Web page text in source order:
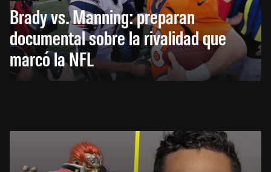
Brady vs. Manning: preparan
documental sobre la rivalidad que
marcó la NFL